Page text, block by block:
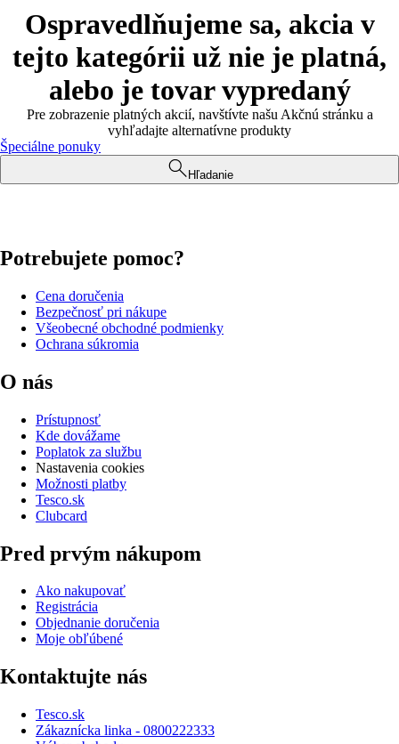
Ospravedlňujeme sa, akcia v
tejto kategórii už nie je platná,
alebo je tovar vypredaný
Pre zobrazenie platných akcií, navštívte našu Akčnú stránku a
vyhľadajte alternatívne produkty
Špeciálne ponuky
Hľadanie
Potrebujete pomoc?
Cena doručenia
Bezpečnosť pri nákupe
Všeobecné obchodné podmienky
Ochrana súkromia
O nás
Prístupnosť
Kde dovážame
Poplatok za službu
Nastavenia cookies
Možnosti platby
Tesco.sk
Clubcard
Pred prvým nákupom
Ako nakupovať
Registrácia
Objednanie doručenia
Moje obľúbené
Kontaktujte nás
Tesco.sk
Zákaznícka linka - 0800222333